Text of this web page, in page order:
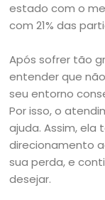
estado com o
com 21% das
Após sofrer tão
entender que
seu entorno
Por isso, o
ajuda. Assim,
direcionamento
sua perda, e
desejar.